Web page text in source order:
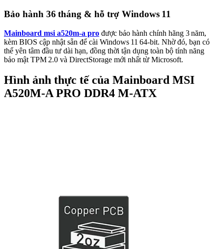
Bảo hành 36 tháng & hỗ trợ Windows 11
Mainboard msi a520m-a pro được bảo hành chính hãng 3 năm,
kèm BIOS cập nhật sẵn để cài Windows 11 64‑bit. Nhờ đó, bạn có
thể yên tâm đầu tư dài hạn, đồng thời tận dụng toàn bộ tính năng
bảo mật TPM 2.0 và DirectStorage mới nhất từ Microsoft.
Hình ảnh thực tế của Mainboard MSI
A520M-A PRO DDR4 M-ATX